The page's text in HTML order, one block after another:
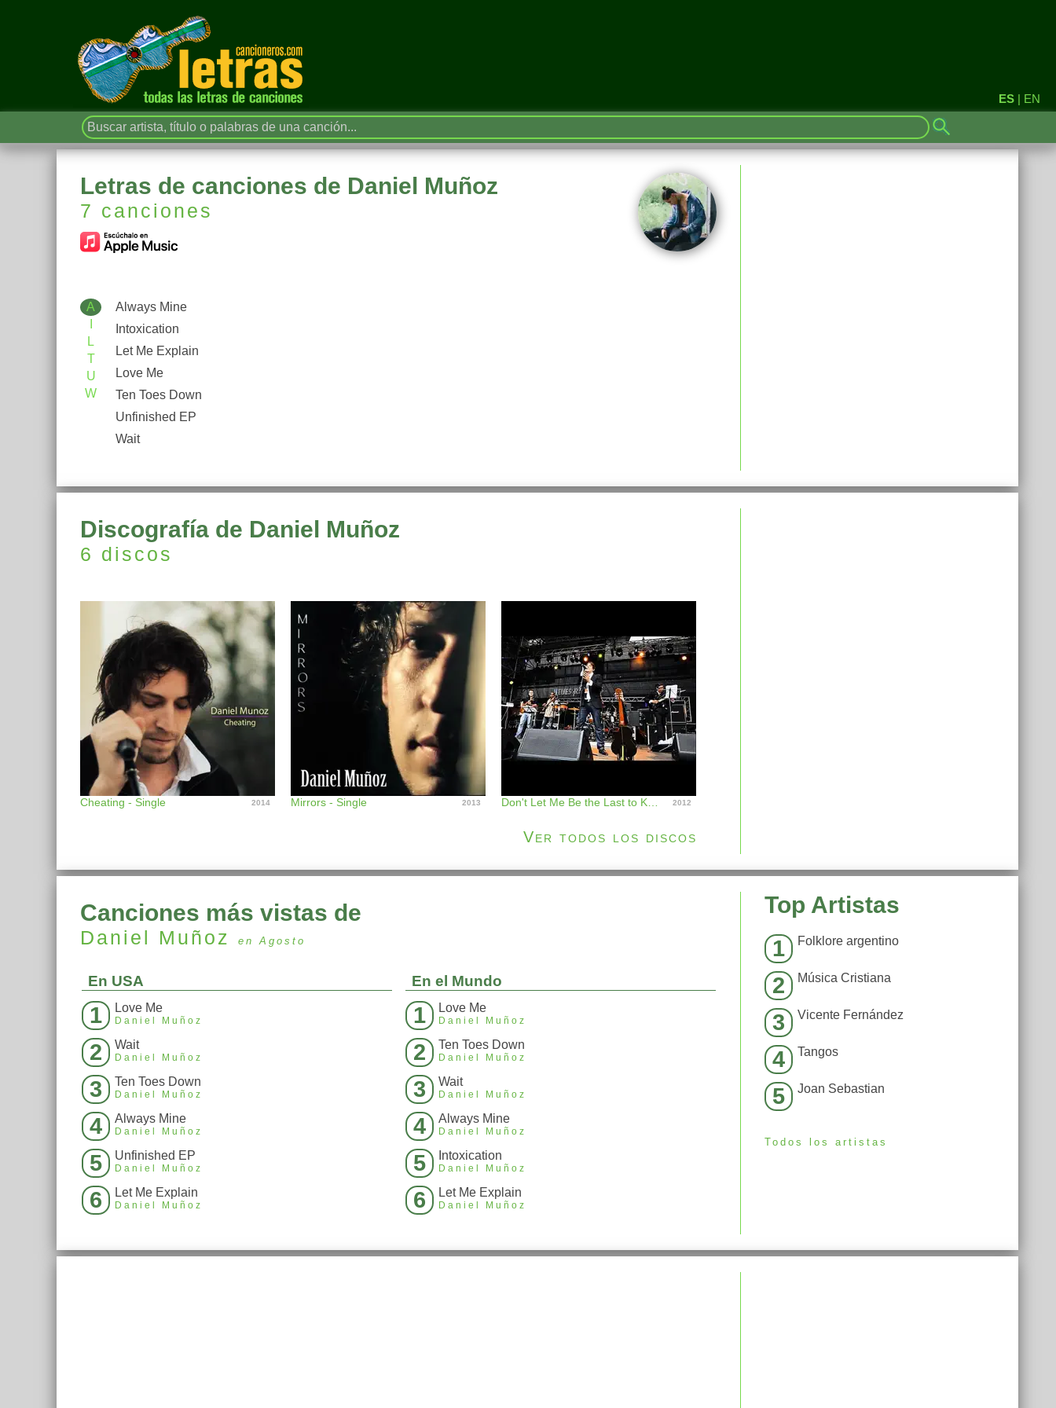
ES | EN
Letras de canciones de Daniel Muñoz
7 canciones
A
L
T
U
W
Always Mine
Intoxication
Let Me Explain
Love Me
Ten Toes Down
Unfinished EP
Wait
Discografía de Daniel Muñoz
6 discos
Cheating - Single 2014 Mirrors - Single 2013 2012
Ver todos los discos
Canciones más vistas de
Daniel Muñoz en Agosto
En USA
1 Love Me
Daniel Muñoz
2 Wait
Daniel Muñoz
3 Ten Toes Down
Daniel Muñoz
4 Always Mine
Daniel Muñoz
5 Unfinished EP
Daniel Muñoz
6 Let Me Explain
Daniel Muñoz
En el Mundo
1 Love Me
Daniel Muñoz
2 Ten Toes Down
Daniel Muñoz
3 Wait
Daniel Muñoz
4 Always Mine
Daniel Muñoz
5 Intoxication
Daniel Muñoz
6 Let Me Explain
Daniel Muñoz
Top Artistas
1 Folklore argentino
2 Música Cristiana
3 Vicente Fernández
4 Tangos
5 Joan Sebastian
Todos los artistas